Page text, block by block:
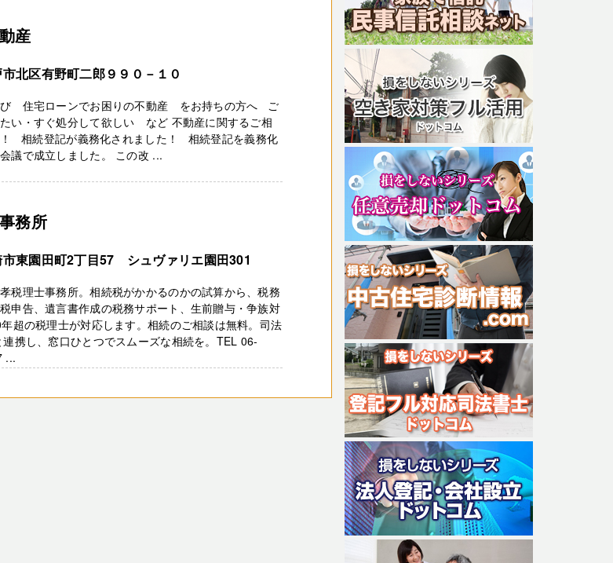
産
北区有野町二郎９９０－１０
住宅ローンでお困りの不動産 をお持ちの方へ ご
い・すぐ処分して欲しい など 不動産に関するご相
相続登記が義務化されました！ 相続登記を義務化
議で成立しました。 この改 ...
務所
市東園田町2丁目57 シュヴァリエ園田301
税理士事務所。相続税がかかるのかの試算から、税務
申告、遺言書作成の税務サポート、生前贈与・争族対
超の税理士が対応します。相続のご相談は無料。司法
携し、窓口ひとつでスムーズな相続を。TEL 06-
...